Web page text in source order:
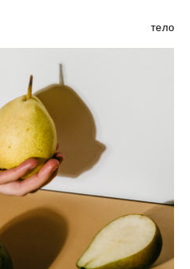
тело